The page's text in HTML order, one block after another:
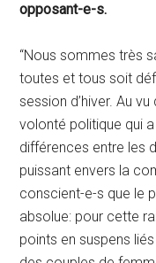
opposant-e-s.
“Nous sommes très
toutes et tous soit
session d’hiver. Au
volonté politique qui
différences entre les
puissant envers la
conscient-e-s que le
absolue: pour cette
points en suspens